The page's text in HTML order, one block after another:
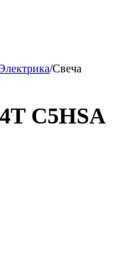
/Свеча
C5HSA